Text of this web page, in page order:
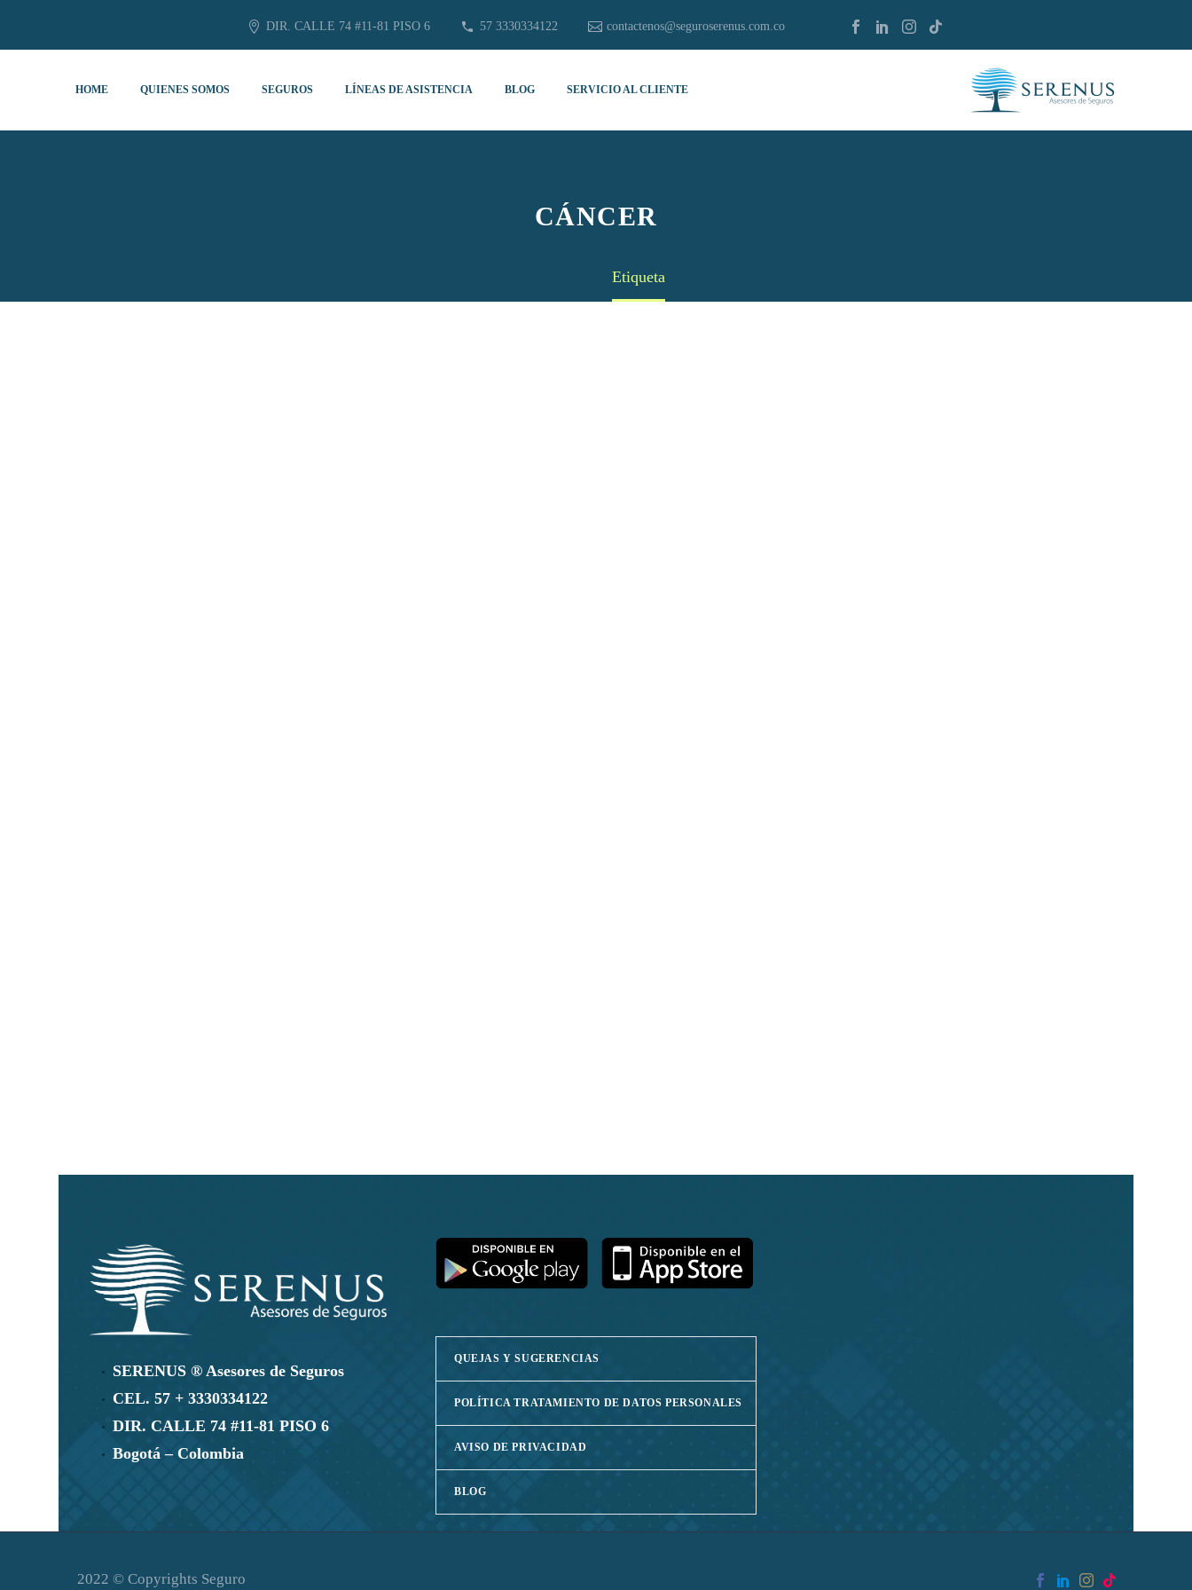
DIR. CALLE 74 #11-81 PISO 6 57 3330334122 contactenos@seguroserenus.com.co
HOME QUIENES SOMOS SEGUROS LÍNEAS DE ASISTENCIA BLOG SERVICIO AL CLIENTE
CÁNCER
Etiqueta
SERENUS ® Asesores de Seguros
CEL. 57 + 3330334122
DIR. CALLE 74 #11-81 PISO 6
Bogotá – Colombia
QUEJAS Y SUGERENCIAS
POLÍTICA TRATAMIENTO DE DATOS PERSONALES
AVISO DE PRIVACIDAD
BLOG
2022 © Copyrights Seguro